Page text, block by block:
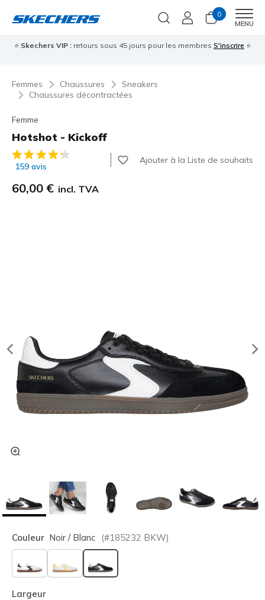
0
MENU
⭐ Skechers VIP : retours sous 45 jours pour les membres S'inscrire ⭐
Femmes Chaussures
Sneakers
Chaussures décontractées
Femme
Hotshot - Kickoff
Évaluation client 5 sur 5
159 avis
Ajouter à la Liste de souhaits
60,00 € incl. TVA
Couleur Noir / Blanc (#185232 BKW)
sélectionné
Largeur